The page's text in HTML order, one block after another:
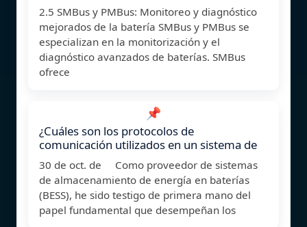
2.5 SMBus y PMBus: Monitoreo y diagnóstico
mejorados de la batería SMBus y PMBus se
especializan en la monitorización y el
diagnóstico avanzados de baterías. SMBus
ofrece
📌
¿Cuáles son los protocolos de
comunicación utilizados en un sistema de
30 de oct. de Como proveedor de sistemas
de almacenamiento de energía en baterías
(BESS), he sido testigo de primera mano del
papel fundamental que desempeñan los